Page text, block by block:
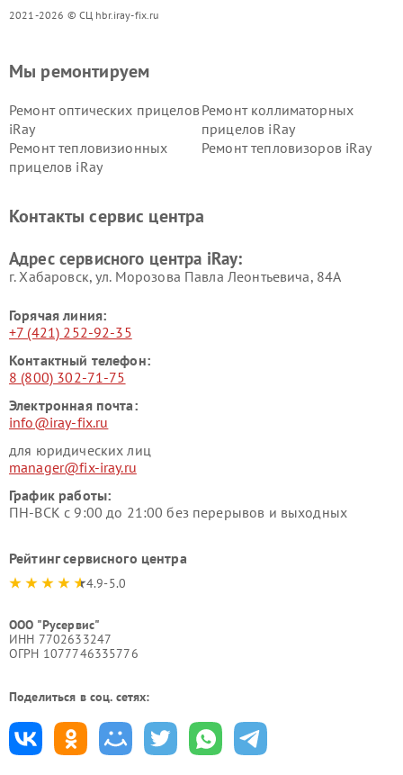
2021-2026 © СЦ hbr.iray-fix.ru
Мы ремонтируем
Ремонт оптических прицелов
iRay
Ремонт коллиматорных
прицелов iRay
Ремонт тепловизионных
прицелов iRay
Ремонт тепловизоров iRay
Контакты сервис центра
Адрес сервисного центра iRay:
г. Хабаровск, ул. Морозова Павла Леонтьевича, 84А
Горячая линия:
+7 (421) 252-92-35
Контактный телефон:
8 (800) 302-71-75
Электронная почта:
info@iray-fix.ru
для юридических лиц
manager@fix-iray.ru
График работы:
ПН-ВСК с 9:00 до 21:00 без перерывов и выходных
Рейтинг сервисного центра
4.9-5.0
ООО "Русервис"
ИНН 7702633247
ОГРН 1077746335776
Поделиться в соц. сетях: